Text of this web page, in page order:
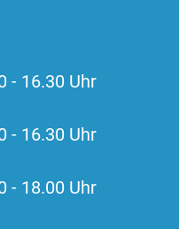
16.30 Uhr
16.30 Uhr
18.00 Uhr